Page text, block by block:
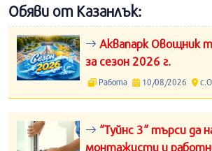
Обяви от Казанлък:
Аквапарк Овощник
за сезон 2026 г.
Работа 10/08/2026
“Туйнс 3“ търси да
монтажисти и